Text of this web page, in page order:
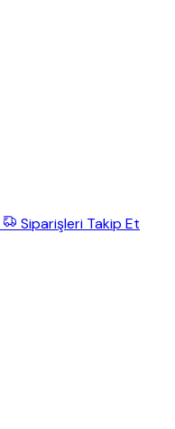
Siparişleri Takip Et